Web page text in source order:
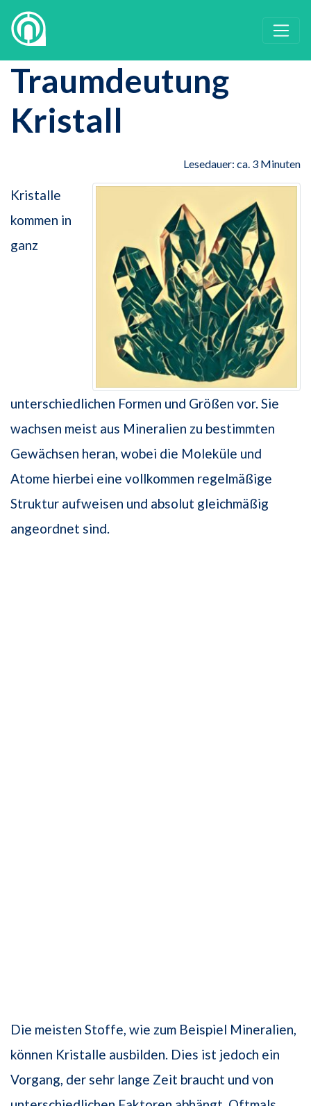
Traumdeutung
Kristall
Lesedauer: ca. 3 Minuten
Kristalle
kommen in
ganz
unterschiedlichen Formen und Größen vor. Sie
wachsen meist aus Mineralien zu bestimmten
Gewächsen heran, wobei die Moleküle und
Atome hierbei eine vollkommen regelmäßige
Struktur aufweisen und absolut gleich­mäßig
angeordnet sind.
Die meisten Stoffe, wie zum Beispiel Mineralien,
können Kristalle ausbilden. Dies ist jedoch ein
Vorgang, der sehr lange Zeit braucht und von